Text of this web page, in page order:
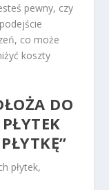
pewny, czy
co może
koszty
DO
płytek,